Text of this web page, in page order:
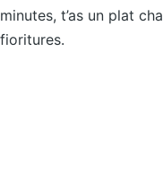
minutes, t’as un plat
fioritures.